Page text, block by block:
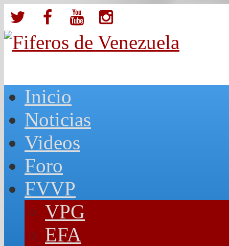
Inicio
Noticias
Videos
Foro
FVVP
VPG
EFA